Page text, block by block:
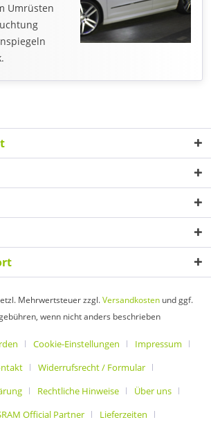
Umrüsten
Mehrwertsteuer zzgl.Versandkosten und ggf.
wenn nicht anders beschrieben
Cookie-Einstellungen
Impressum
Widerrufsrecht / Formular
Rechtliche Hinweise
Über uns
Official Partner
Lieferzeiten